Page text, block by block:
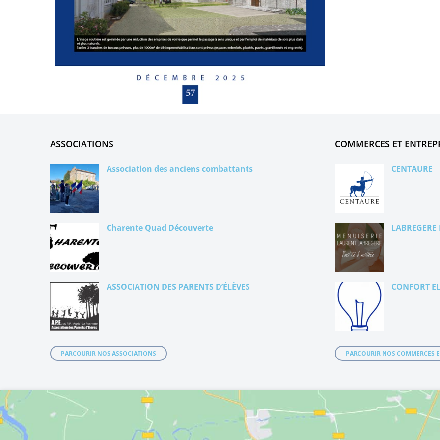
ASSOCIATIONS
Association des anciens combattants
Charente Quad Découverte
ASSOCIATION DES PARENTS D’ÉLÈVES
PARCOURIR NOS ASSOCIATIONS
COMMERCES ET
CENTAURE
CONFORT
PARCOURIR NOS COMMERCES